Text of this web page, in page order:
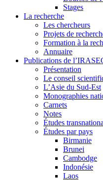
Stages
La recherche
Les chercheurs
Projets de
Formation à la
Annuaire
Publications de
Présentation
Le conseil
L’Asie du Sud-Est
Monographies
Carnets
Notes
Études
Études par pays
Birmanie
Brunei
Cambodge
Indonésie
Laos